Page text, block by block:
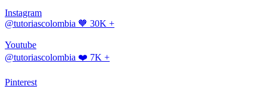
Instagram
@tutoriascolombia 🧡 30K +
Youtube
@tutoriascolombia ❤️ 7K +
Pinterest